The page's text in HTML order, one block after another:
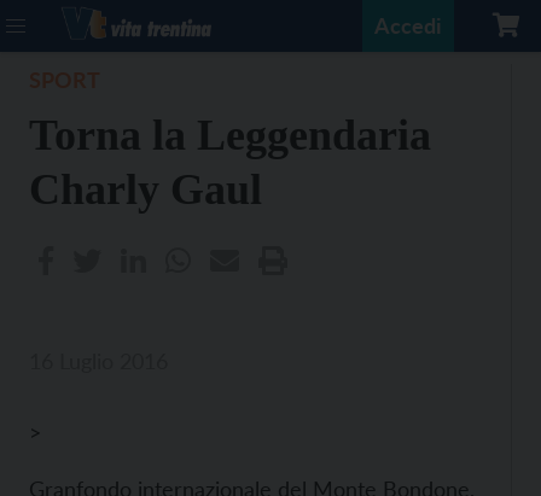
Accedi
Torna la Leggendaria
Charly Gaul
>
Granfondo internazionale del Monte Bondone,